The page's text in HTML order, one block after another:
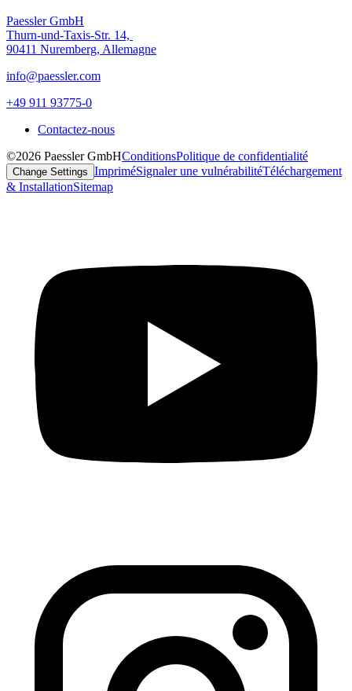
Paessler GmbH
Thurn-und-Taxis-Str. 14,
90411 Nuremberg, Allemagne
info@paessler.com
+49 911 93775-0
Contactez-nous
©2026 Paessler GmbHConditionsPolitique de confidentialité
Change Settings ImpriméSignaler une vulnérabilitéTéléchargement
& InstallationSitemap